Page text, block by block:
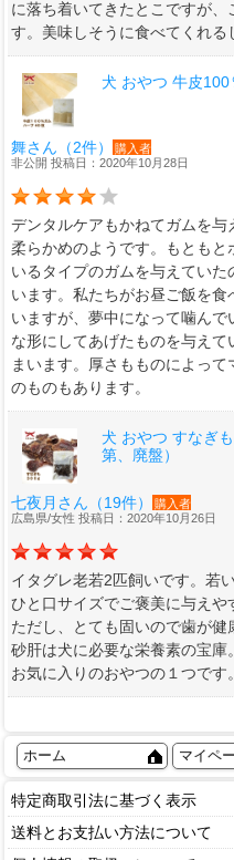
に落ち着いてきたとこですが
す。美味しそうに食べてくれる
犬 おやつ 牛皮100
舞さん（2件）
購入者
非公開 投稿日：2020年10月28日
デンタルケアもかねてガムを
柔らかめのようです。もとも
いるタイプのガムを与えてい
います。私たちがお昼ご飯を
いますが、夢中になって噛ん
な形にしてあげたものを与え
まいます。厚さもものによっ
のものもあります。
犬 おやつ すなぎ
第、廃盤）
七夜月さん（19件）
購入者
広島県/女性 投稿日：2020年10月26日
イタグレ老若2匹飼いです。若
ひと口サイズでご褒美に与えや
ただし、とても固いので歯が健
砂肝は犬に必要な栄養素の宝庫。
お気に入りのおやつの１つです。
ホーム マイペ
特定商取引法に基づく表示
送料とお支払い方法について